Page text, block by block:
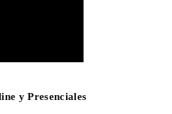
y Presenciales